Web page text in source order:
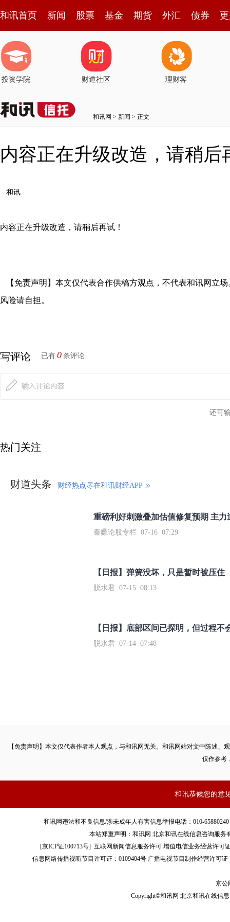
和讯首页 新闻 股票 基金 期货 外汇 债券
投资学院 财道社区 理财客
和讯网 > 新闻 > 正文
内容正在升级改造，请稍后
和讯
内容正在升级改造，请稍后再试！
【免责声明】本文仅代表合作供稿方观点，不代表和讯网立
风险请自担。
写评论 已有 0 条评论
还可
热门关注
财道头条 财经热点尽在和讯财经APP
秦蠡论股专栏 07-16 07:29
【日报】弹簧没坏，只是暂时被压住
脱水君 07-15 08:13
【日报】底部区间已探明，但过程不
脱水君 07-14 07:48
【免责声明】本文仅代表作者本人观点，与和讯网无关。和讯网站对文中陈述
仅作参考
和讯恭候您的意
和讯网违法和不良信息/涉未成年人有害信息举报电话：010-
本站郑重声明：和讯网 北京和讯在线信息咨询服
[京ICP证100713号]互联网新闻信息服务许可 增值电信业务经营许可
信息网络传播视听节目许可证：0109404号 广播电视节目制作经营许可证
京公
Copyright©和讯网 北京和讯在线信